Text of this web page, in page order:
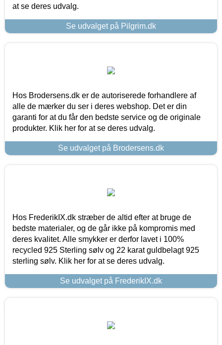
at se deres udvalg.
Se udvalget på Pilgrim.dk
Hos Brodersens.dk er de autoriserede forhandlere af
alle de mærker du ser i deres webshop. Det er din
garanti for at du får den bedste service og de originale
produkter. Klik her for at se deres udvalg.
Se udvalget på Brodersens.dk
Hos FrederikIX.dk stræber de altid efter at bruge de
bedste materialer, og de går ikke på kompromis med
deres kvalitet. Alle smykker er derfor lavet i 100%
recycled 925 Sterling sølv og 22 karat guldbelagt 925
sterling sølv. Klik her for at se deres udvalg.
Se udvalget på FrederikIX.dk